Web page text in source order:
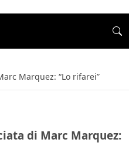
Marquez: “Lo rifarei”
di Marc Marquez: